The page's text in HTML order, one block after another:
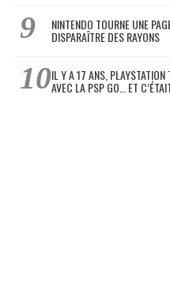
NINTENDO TOURNE UNE
DISPARAÎTRE DES RAYONS
IL Y A 17 ANS,
AVEC LA PSP GO… ET